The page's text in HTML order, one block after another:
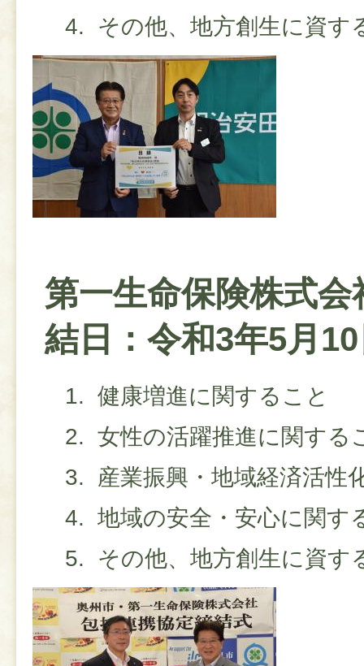
その他、地方創生に資す
第一生命保険株式会
結日：令和3年5月
健康増進に関すること
女性の活躍推進に関する
産業振興・地域経済活性
地域の安全・安心に関す
その他、地方創生に資す